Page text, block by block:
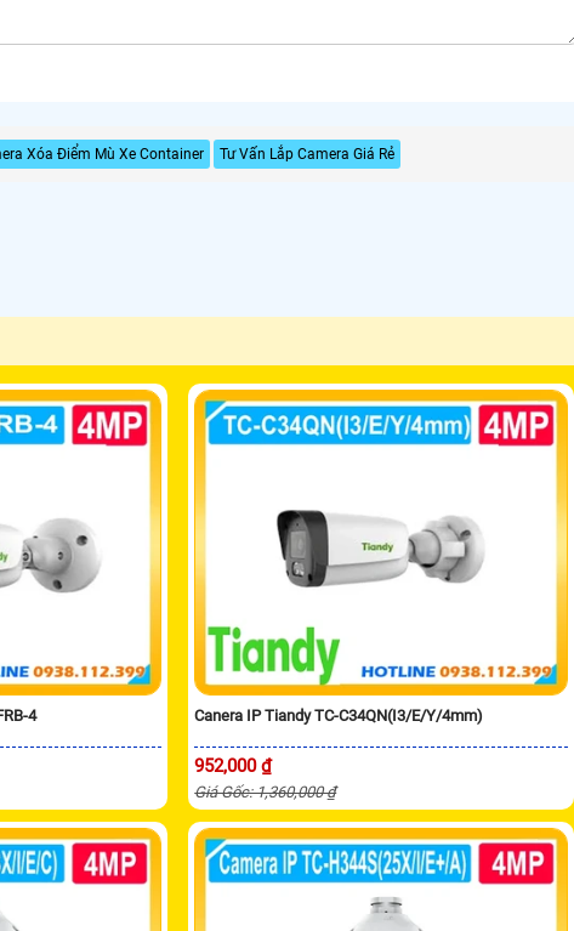
Xóa Điểm Mù Xe Container Tư Vấn Lắp Camera Giá Rẻ
4 Canera IP Tiandy TC-C34QN(I3/E/Y/4mm)
952,000 ₫
Giá Gốc: 1,360,000 ₫